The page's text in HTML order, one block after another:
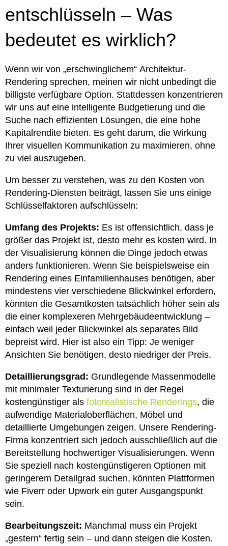
entschlüsseln – Was
bedeutet es wirklich?
Wenn wir von „erschwinglichem“ Architektur-
Rendering sprechen, meinen wir nicht unbedingt die
billigste verfügbare Option. Stattdessen konzentrieren
wir uns auf eine intelligente Budgetierung und die
Suche nach effizienten Lösungen, die eine hohe
Kapitalrendite bieten. Es geht darum, die Wirkung
Ihrer visuellen Kommunikation zu maximieren, ohne
zu viel auszugeben.
Um besser zu verstehen, was zu den Kosten von
Rendering-Diensten beiträgt, lassen Sie uns einige
Schlüsselfaktoren aufschlüsseln:
Umfang des Projekts: Es ist offensichtlich, dass je
größer das Projekt ist, desto mehr es kosten wird. In
der Visualisierung können die Dinge jedoch etwas
anders funktionieren. Wenn Sie beispielsweise ein
Rendering eines Einfamilienhauses benötigen, aber
mindestens vier verschiedene Blickwinkel erfordern,
könnten die Gesamtkosten tatsächlich höher sein als
die einer komplexeren Mehrgebäudeentwicklung –
einfach weil jeder Blickwinkel als separates Bild
bepreist wird. Hier ist also ein Tipp: Je weniger
Ansichten Sie benötigen, desto niedriger der Preis.
Detaillierungsgrad: Grundlegende Massenmodelle
mit minimaler Texturierung sind in der Regel
kostengünstiger als fotorealistische Renderings, die
aufwendige Materialoberflächen, Möbel und
detaillierte Umgebungen zeigen. Unsere Rendering-
Firma konzentriert sich jedoch ausschließlich auf die
Bereitstellung hochwertiger Visualisierungen. Wenn
Sie speziell nach kostengünstigeren Optionen mit
geringerem Detailgrad suchen, könnten Plattformen
wie Fiverr oder Upwork ein guter Ausgangspunkt
sein.
Bearbeitungszeit: Manchmal muss ein Projekt
„gestern“ fertig sein – und dann steigen die Kosten.